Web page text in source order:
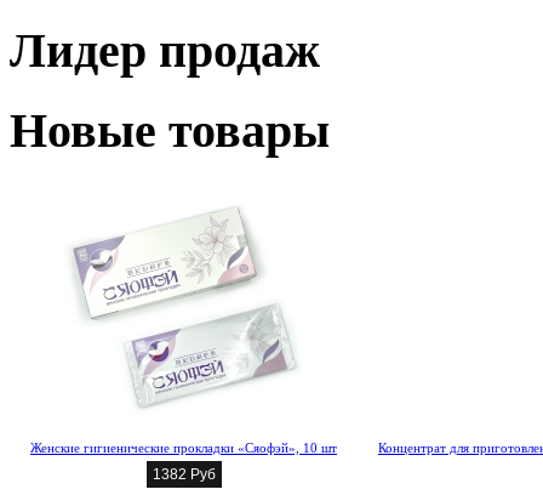
Лидер продаж
Новые товары
Женские гигиенические прокладки «Сяофэй», 10 шт
1382 Руб
Концентрат для